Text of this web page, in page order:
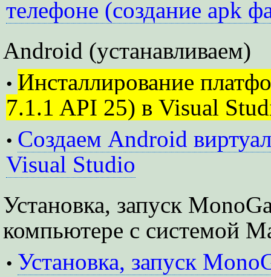
телефоне (создание apk
Android (устанавливаем)
• Инсталлирование
7.1.1 API 25) в Visual
• Создаем Android
Visual Studio
Установка, запуск
компьютере с системой
• Установка, запуск